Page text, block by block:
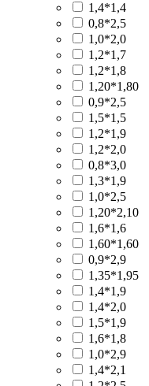
1,4*1,4
0,8*2,5
1,0*2,0
1,2*1,7
1,2*1,8
1,20*1,80
0,9*2,5
1,5*1,5
1,2*1,9
1,2*2,0
0,8*3,0
1,3*1,9
1,0*2,5
1,20*2,10
1,6*1,6
1,60*1,60
0,9*2,9
1,35*1,95
1,4*1,9
1,4*2,0
1,5*1,9
1,6*1,8
1,0*2,9
1,4*2,1